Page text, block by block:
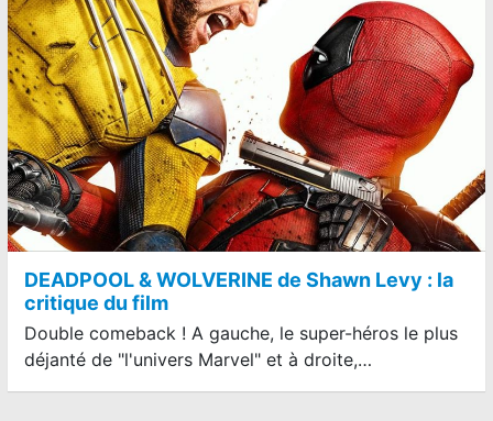
DEADPOOL & WOLVERINE de Shawn Levy : la
critique du film
Double comeback ! A gauche, le super-héros le plus
déjanté de "l'univers Marvel" et à droite,…